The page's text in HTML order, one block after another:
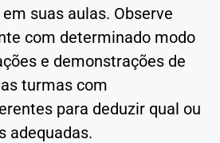
suas aulas. Observe
com determinado modo
e demonstrações de
turmas com
para deduzir qual ou
adequadas.